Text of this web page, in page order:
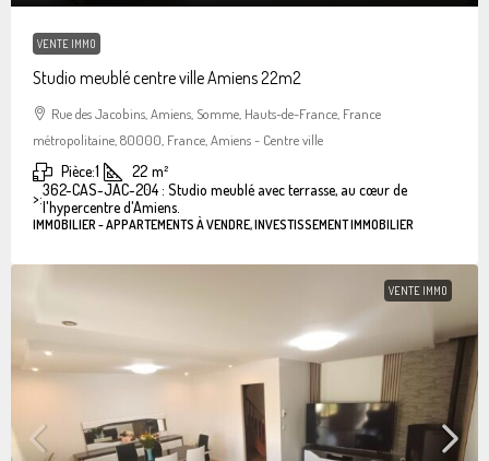
VENTE IMMO
Studio meublé centre ville Amiens 22m2
Rue des Jacobins, Amiens, Somme, Hauts-de-France, France
métropolitaine, 80000, France, Amiens - Centre ville
Pièce:1 22 m²
>:362-CAS-JAC-204 : Studio meublé avec terrasse, au cœur de
l'hypercentre d'Amiens.
IMMOBILIER - APPARTEMENTS À VENDRE, INVESTISSEMENT IMMOBILIER
VENTE IMMO